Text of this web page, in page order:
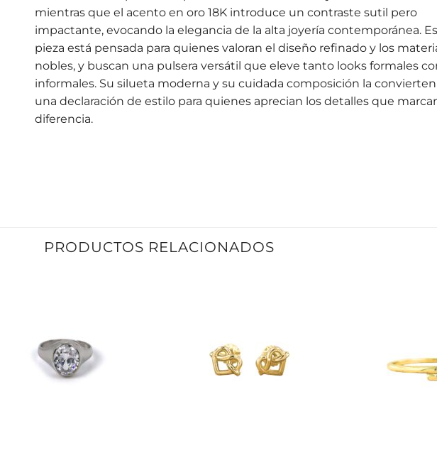
mientras que el acento en oro 18K introduce un contraste sutil pero
impactante, evocando la elegancia de la alta joyería contemporánea.
pieza está pensada para quienes valoran el diseño refinado y los
nobles, y buscan una pulsera versátil que eleve tanto looks formales
informales. Su silueta moderna y su cuidada composición la
una declaración de estilo para quienes aprecian los detalles que
diferencia.
PRODUCTOS RELACIONADOS